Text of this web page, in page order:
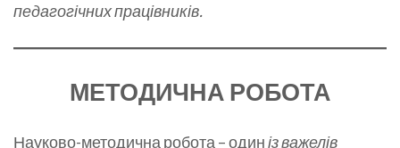
педагогічних працівників.
МЕТОДИЧНА РОБОТА
Науково-методична робота – одиніз важелів